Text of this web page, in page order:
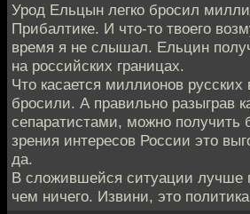
Урод Ельцын легко бросил
Прибалтике. И что-то твоего
время я не слышал. Ельцин
на российских границах.
Что касается миллионов
бросили. А правильно разыграв
сепаратистами, можно получить
зрения интересов России это
да.
В сложившейся ситуации лучше
чем ничего. Извини, это